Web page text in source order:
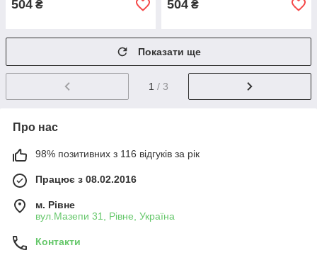
504 ₴ 504 ₴
Показати ще
1 / 3
Про нас
98% позитивних з 116 відгуків за рік
Працює з 08.02.2016
м. Рівне
вул.Мазепи 31, Рівне, Україна
Контакти